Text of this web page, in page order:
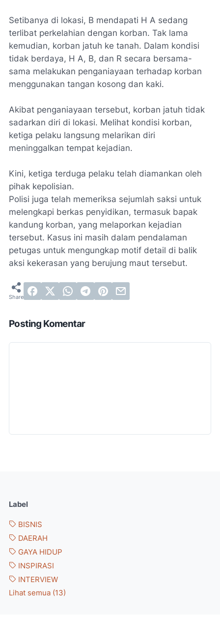
‎Setibanya di lokasi, B mendapati H A sedang
terlibat perkelahian dengan korban. Tak lama
kemudian, korban jatuh ke tanah. Dalam kondisi
tidak berdaya, H A, B, dan R secara bersama-
sama melakukan penganiayaan terhadap korban
menggunakan tangan kosong dan kaki.
‎Akibat penganiayaan tersebut, korban jatuh tidak
sadarkan diri di lokasi. Melihat kondisi korban,
ketiga pelaku langsung melarikan diri
meninggalkan tempat kejadian.
‎Kini, ketiga terduga pelaku telah diamankan oleh
pihak kepolisian.
‎Polisi juga telah memeriksa sejumlah saksi untuk
melengkapi berkas penyidikan, termasuk bapak
kandung korban, yang melaporkan kejadian
tersebut. Kasus ini masih dalam pendalaman
petugas untuk mengungkap motif detail di balik
aksi kekerasan yang berujung maut tersebut.
Posting Komentar
Label
BISNIS
DAERAH
GAYA HIDUP
INSPIRASI
INTERVIEW
Lihat semua (13)